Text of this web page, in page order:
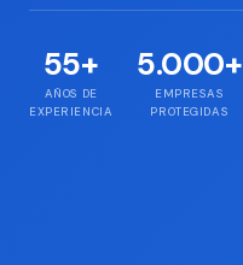
55+
AÑOS DE
EXPERIENCIA
5.000+
EMPRESAS
PROTEGIDAS